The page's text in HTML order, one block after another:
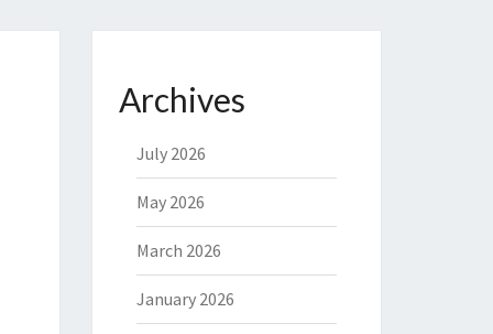
Archives
July 2026
May 2026
March 2026
January 2026